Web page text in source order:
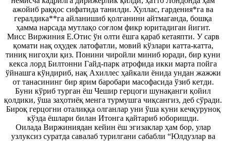
ажойиб раққос сифатида танилди. Хуллас, гардения*га ва
гералдика**га айланишиб қолганини айтмаганда, бошқа
ҳамма нарсада мутлақо соғлом фикр юритадиган йигит.
Мисс Виржиния Е.Отис ўн олти ёшга қараб кетаяпти. У сарв
қомати нақ оҳудек латофатли, мовий кўзлари катта-катта,
тиниқ нигоҳли қиз. Понини чиройли миниб юради, бир куни
кекса лорд Билтонни Гайд-парк атрофида икки марта пойга
ўйнашга кўндириб, нақ Ахиллес ҳайкали ёнида ундан жажжи
от танасининг бир ярим баробари масофасида ўзиб кетди.
Буни кўриб турган ёш Чешир герцоги шунақанги қойил
қолдики, ўша заҳотиёқ менга турмушга чиқсангиз, деб сўради.
Бироқ герцогни оталиққа олганлар уни ўша куни кечқуруноқ
кўзда ёшлари билан Итонга қайтариб юборишди.
Оилада Виржиниядан кейин ёш эгизаклар ҳам бор, улар
узлуксиз суратда савалаб турилгани сабабли “Юлдузлар ва